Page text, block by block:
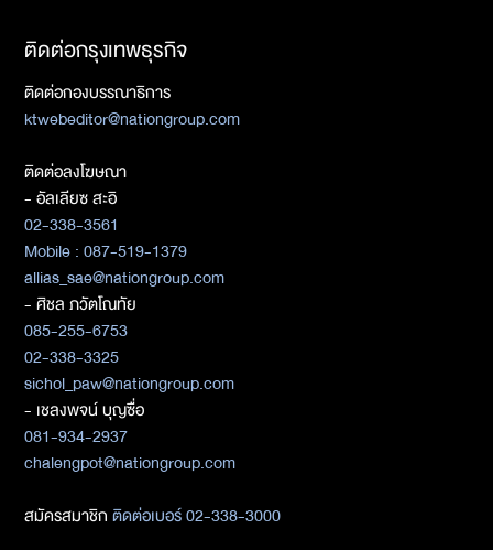
ติดต่อกรุงเทพธุรกิจ
ติดต่อกองบรรณาธิการ
ktwebeditor@nationgroup.com
ติดต่อลงโฆษณา
- อัลเลียซ สะอิ
02-338-3561
Mobile : 087-519-1379
allias_sae@nationgroup.com
- ศิชล ภวัตโณทัย
085-255-6753
02-338-3325
sichol_paw@nationgroup.com
- เชลงพจน์ บุญซื่อ
081-934-2937
chalengpot@nationgroup.com
สมัครสมาชิกติดต่อเบอร์ 02-338-3000